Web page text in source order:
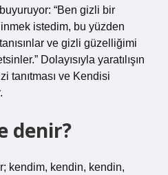
“Ben gizli bir
istedim, bu yüzden
ve gizli güzelliğimi
Dolayısıyla yaratılışın
tanıtması ve Kendisi
denir?
kendim, kendin, kendin,